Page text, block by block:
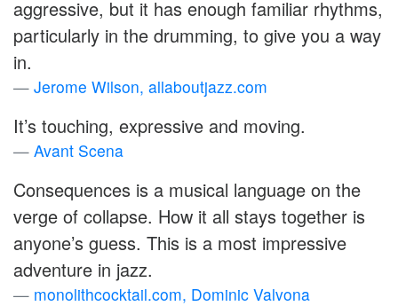
aggressive, but it has enough familiar rhythms,
particularly in the drumming, to give you a way
in.
Jerome Wilson, allaboutjazz.com
It’s touching, expressive and moving.
Avant Scena
Consequences is a musical language on the
verge of collapse. How it all stays together is
anyone’s guess. This is a most impressive
adventure in jazz.
monolithcocktail.com, Dominic Valvona